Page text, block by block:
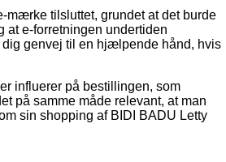
mærke tilsluttet, grundet at det burde
at e-forretningen undertiden
genvej til en hjælpende hånd, hvis
influerer på bestillingen, som
på samme måde relevant, at man
sin shopping af BIDI BADU Letty